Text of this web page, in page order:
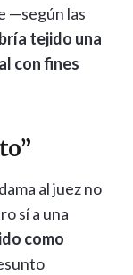
—según las
tejido una
con fines
al juez no
sí a una
como